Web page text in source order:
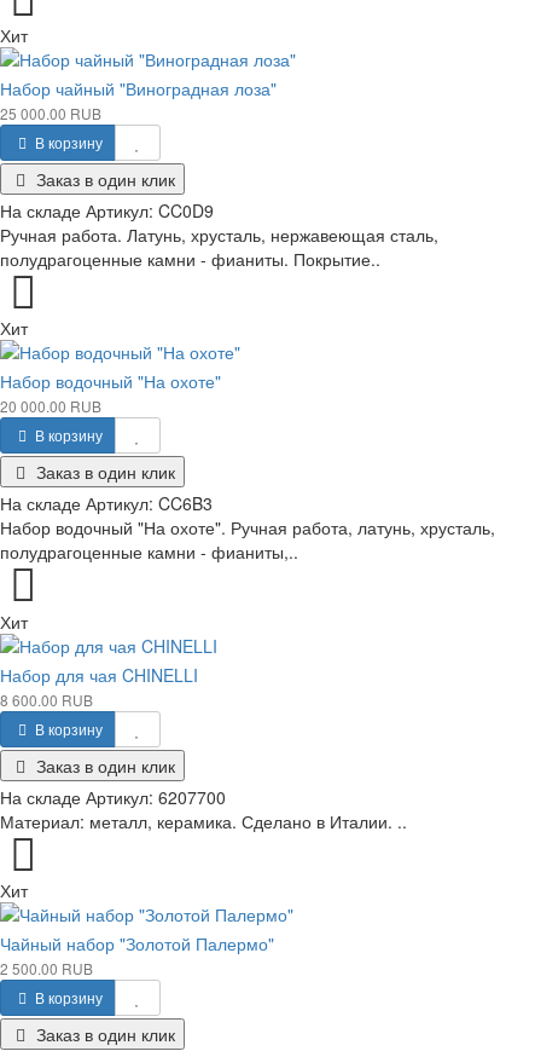
Хит
Набор чайный "Виноградная лоза"
25 000.00 RUB
В корзину
Заказ в один клик
На складе Артикул: CC0D9
Ручная работа. Латунь, хрусталь, нержавеющая сталь,
полудрагоценные камни - фианиты. Покрытие..
Хит
Набор водочный "На охоте"
20 000.00 RUB
В корзину
Заказ в один клик
На складе Артикул: CC6B3
Набор водочный "На охоте". Ручная работа, латунь, хрусталь,
полудрагоценные камни - фианиты,..
Хит
Набор для чая CHINELLI
8 600.00 RUB
В корзину
Заказ в один клик
На складе Артикул: 6207700
Материал: металл, керамика. Сделано в Италии. ..
Хит
Чайный набор "Золотой Палермо"
2 500.00 RUB
В корзину
Заказ в один клик